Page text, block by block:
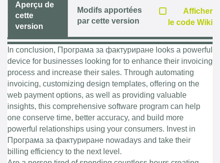
Aperçu de
cette
version
Modifs apportées
par cette version
Afficher
le code Wiki